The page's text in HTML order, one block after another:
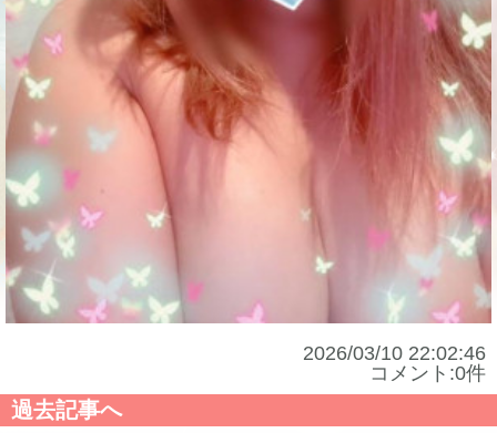
2026/03/10 22:02:46
コメント:0件
過去記事へ